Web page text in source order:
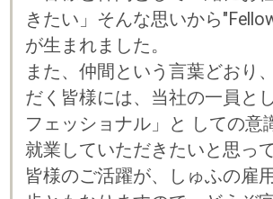
プライバシーポリシー
© 2023 b-style smartcareer Inc.